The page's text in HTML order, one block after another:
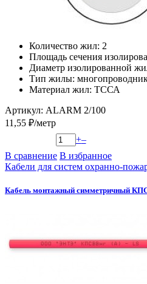
Количество жил: 2
Площадь сечения
Диаметр изолированной
Тип жилы:
Материал жил: ТССА
Артикул: ALARM 2/100
11,55 ₽/метр
+–
В сравнение В избранное
Кабели для систем охранно-
Кабель монтажный симметричный